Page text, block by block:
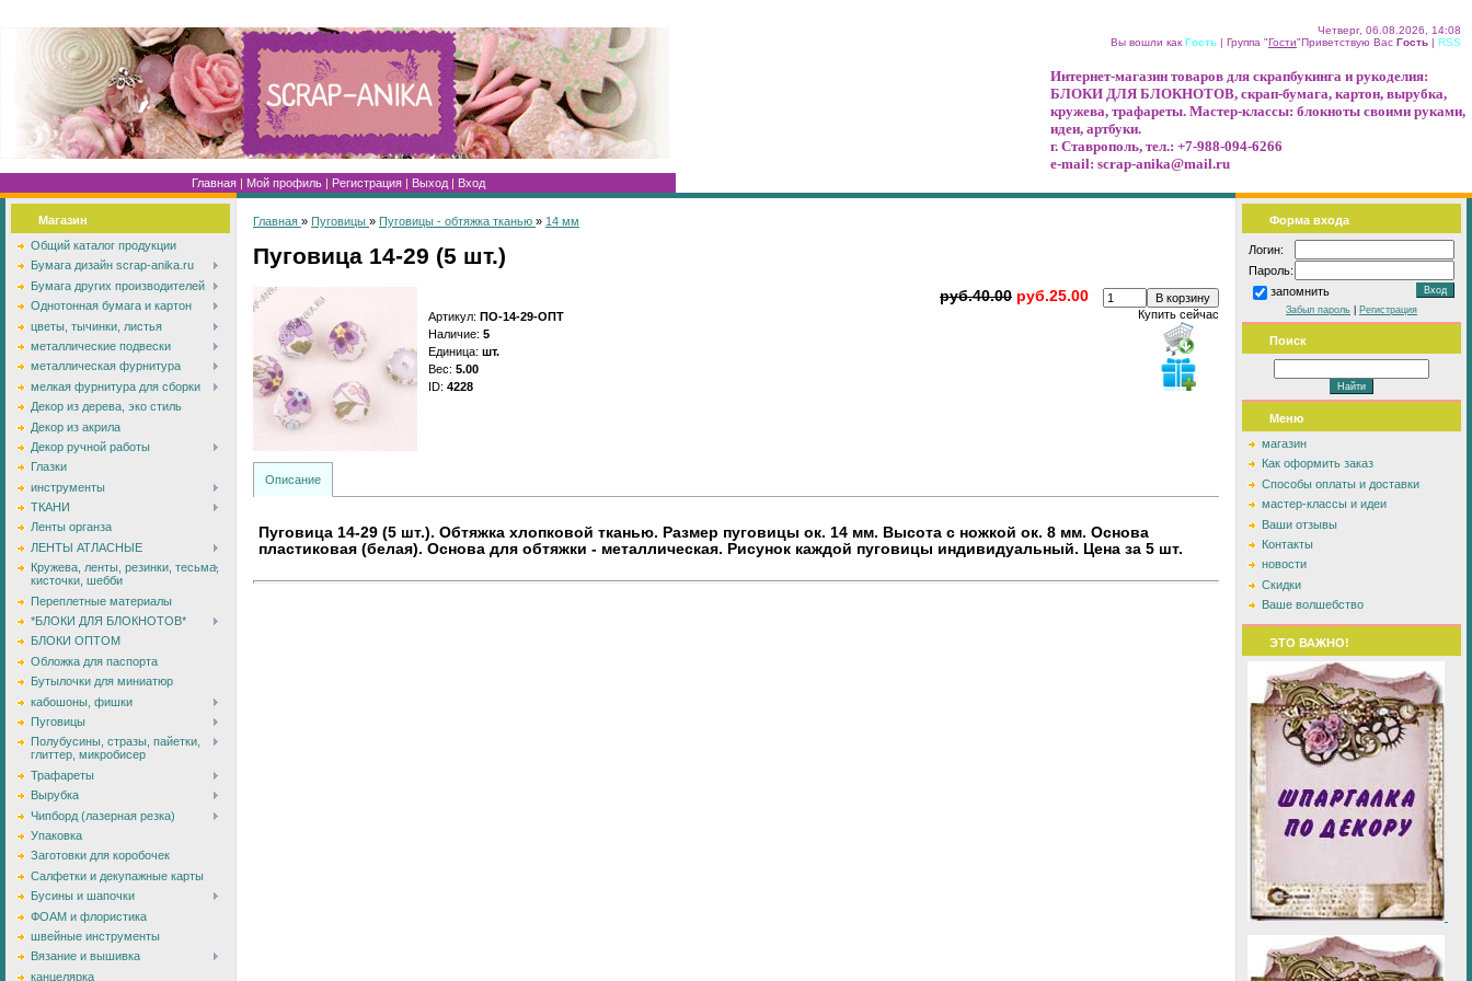
Четверг, 06.08.2026, 14:08
Вы вошли как Гость | Группа "Гости"Приветствую Вас Гость | RSS
Интернет-магазин товаров для скрапбукинга и рукоделия:
БЛОКИ ДЛЯ БЛОКНОТОВ, скрап-бумага, картон, вырубка,
кружева, трафареты. Мастер-классы: блокноты своими руками,
идеи, артбуки.
г. Ставрополь, тел.: +7-988-094-6266
e-mail: scrap-anika@mail.ru
Главная| Мой профиль| Регистрация | Выход| Вход
Магазин
Общий каталог продукции
Бумага дизайн scrap-anika.ru
Бумага других производителей
Однотонная бумага и картон
цветы, тычинки, листья
металлические подвески
металлическая фурнитура
мелкая фурнитура для сборки
Декор из дерева, эко стиль
Декор из акрила
Декор ручной работы
Глазки
инструменты
ТКАНИ
Ленты органза
ЛЕНТЫ АТЛАСНЫЕ
Кружева, ленты, резинки, тесьма,
кисточки, шебби
Переплетные материалы
*БЛОКИ ДЛЯ БЛОКНОТОВ*
БЛОКИ ОПТОМ
Обложка для паспорта
Бутылочки для миниатюр
кабошоны, фишки
Пуговицы
Полубусины, стразы, пайетки,
глиттер, микробисер
Трафареты
Вырубка
Чипборд (лазерная резка)
Упаковка
Заготовки для коробочек
Салфетки и декупажные карты
Бусины и шапочки
ФОАМ и флористика
швейные инструменты
Вязание и вышивка
канцелярка
Главная » Пуговицы » Пуговицы - обтяжка тканью » 14 мм
Пуговица 14-29 (5 шт.)
руб.40.00 руб.25.00
Артикул: ПО-14-29-ОПТ
Наличие: 5
Единица: шт.
Вес: 5.00
ID: 4228
Купить сейчас
Описание
Пуговица 14-29 (5 шт.). Обтяжка хлопковой тканью. Размер пуговицы ок. 14 мм. Высота с ножкой ок. 8 мм. Основа
пластиковая (белая). Основа для обтяжки - металлическая. Рисунок каждой пуговицы индивидуальный. Цена за 5 шт.
Форма входа
Логин:
Пароль:
запомнить
Забыл пароль Регистрация
Поиск
Меню
магазин
Как оформить заказ
Способы оплаты и доставки
мастер-классы и идеи
Ваши отзывы
Контакты
новости
Скидки
Ваше волшебство
ЭТО ВАЖНО!